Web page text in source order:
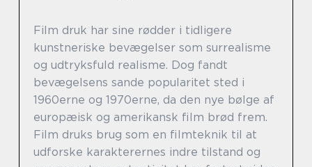
Film druk har sine rødder i tidligere
kunstneriske bevægelser som surrealisme
og udtryksfuld realisme. Dog fandt
bevægelsens sande popularitet sted i
1960erne og 1970erne, da den nye bølge af
europæisk og amerikansk film brød frem.
Film druks brug som en filmteknik til at
udforske karakterernes indre tilstand og